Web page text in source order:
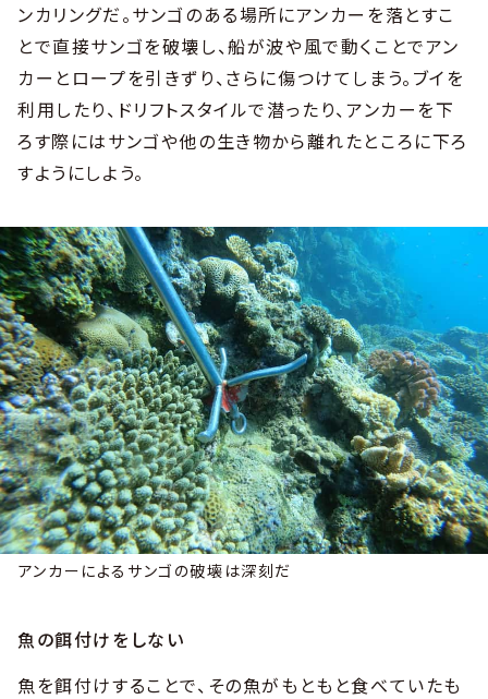
ンカリングだ。サンゴのある場所にアンカーを落とすこ
とで直接サンゴを破壊し、船が波や風で動くことでアン
カーとロープを引きずり、さらに傷つけてしまう。ブイを
利用したり、ドリフトスタイルで潜ったり、アンカーを下
ろす際にはサンゴや他の生き物から離れたところに下ろ
すようにしよう。
アンカーによるサンゴの破壊は深刻だ
魚の餌付けをしない
魚を餌付けすることで、その魚がもともと食べていたも